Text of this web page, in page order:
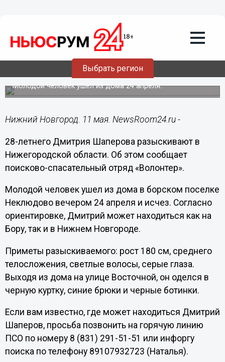
Выбрать регион
11.05.202015:03
28-летний Дмитрий Шаперов пропал в
Нижегородской области
Молодой человек ушел из дома 24 апреля.
Нижний Новгород. 11 мая. NewsRoom24.ru -
28-летнего Дмитрия Шаперова разыскивают в
Нижегородской области. Об этом сообщает
поисково-спасательный отряд «Волонтер».
Молодой человек ушел из дома в борском поселке
Неклюдово вечером 24 апреля и исчез. Согласно
ориентировке, Дмитрий может находиться как на
Бору, так и в Нижнем Новгороде.
Приметы разыскиваемого: рост 180 см, среднего
телосложения, светлые волосы, серые глаза.
Выходя из дома на улице Восточной, он оделся в
черную куртку, синие брюки и черные ботинки.
Если вам известно, где может находиться Дмитрий
Шаперов, просьба позвонить на горячую линию
ПСО по номеру 8 (831) 291-51-51 или инфоргу
поиска по телефону 89107932723 (Наталья).